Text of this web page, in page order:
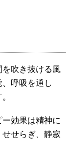
吹き抜ける風
呼吸を通し
効果は精神に
せらぎ、静寂